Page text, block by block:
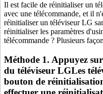
Il est facile de réinitialiser un
avec une télécommande, et il
réinitialiser un téléviseur LG
réinitialiser les paramètres
télécommande ? Plusieurs
Méthode 1. Appuyez
du téléviseur LGLes
bouton de